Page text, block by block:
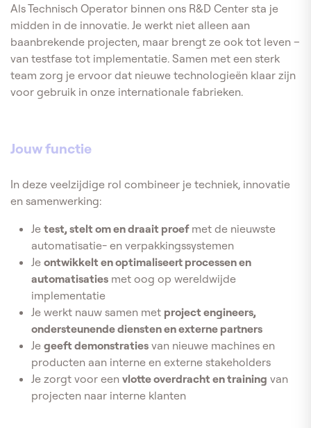
Als Technisch Operator binnen ons R&D Center sta je
midden in de innovatie. Je werkt niet alleen aan
baanbrekende projecten, maar brengt ze ook tot leven –
van testfase tot implementatie. Samen met een sterk
team zorg je ervoor dat nieuwe technologieën klaar zijn
voor gebruik in onze internationale fabrieken.
Jouw functie
In deze veelzijdige rol combineer je techniek, innovatie
en samenwerking:
Je test, stelt om en draait proefmet de nieuwste
automatisatie- en verpakkingssystemen
Je ontwikkelt en optimaliseert processen en
automatisaties met oog op wereldwijde
implementatie
Je werkt nauw samen met project engineers,
ondersteunende diensten en externe partners
Je geeft demonstraties van nieuwe machines en
producten aan interne en externe stakeholders
Je zorgt voor een vlotte overdracht en training van
projecten naar interne klanten